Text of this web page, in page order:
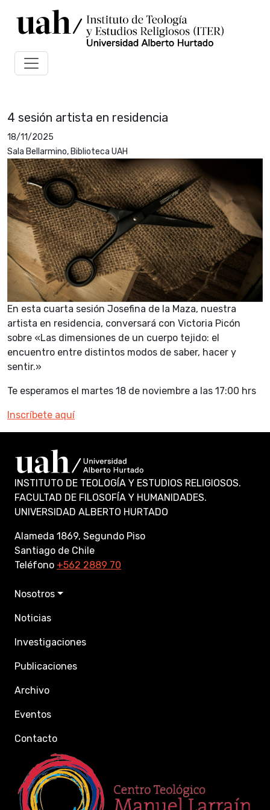
4 sesión artista en residencia
18/11/2025
Sala Bellarmino, Biblioteca UAH
En esta cuarta sesión Josefina de la Maza, nuestra
artista en residencia, conversará con Victoria Picón
sobre «Las dimensiones de un cuerpo tejido: el
encuentro entre distintos modos de saber, hacer y
sentir.»
Te esperamos el martes 18 de noviembre a las 17:00 hrs
Inscríbete aquí
INSTITUTO DE TEOLOGÍA Y ESTUDIOS RELIGIOSOS.
FACULTAD DE FILOSOFÍA Y HUMANIDADES.
UNIVERSIDAD ALBERTO HURTADO
Alameda 1869, Segundo Piso
Santiago de Chile
Teléfono +562 2889 70
Nosotros
Noticias
Investigaciones
Publicaciones
Archivo
Eventos
Contacto